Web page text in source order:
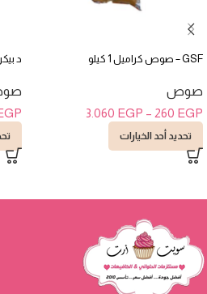
GSF – صوص كراميل 1 كيلو
صوص
260 EGP
–
3.060 EGP
تحديد أحد الخيارات
د